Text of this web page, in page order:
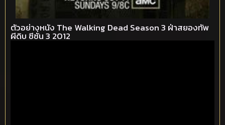
ตัวอย่างหนัง The Walking Dead Season 3 ฝ่าสยองทัพ
ผีดิบ ซีซั่น 3 2012